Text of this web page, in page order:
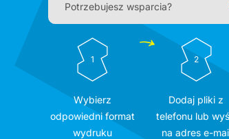
Potrzebujesz wsparcia?
1
Wybierz
odpowiedni format
wydruku
2
Dodaj pliki z
telefonu lub
na adres e-